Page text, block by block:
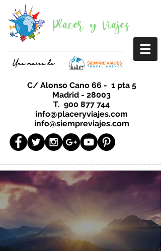
Placer y Viajes
Una marca de
C/ Alonso Cano 66 - 1 pta 5
Madrid - 28003
T. 900 877 744
info@placeryviajes.com
info@siempreviajes.com